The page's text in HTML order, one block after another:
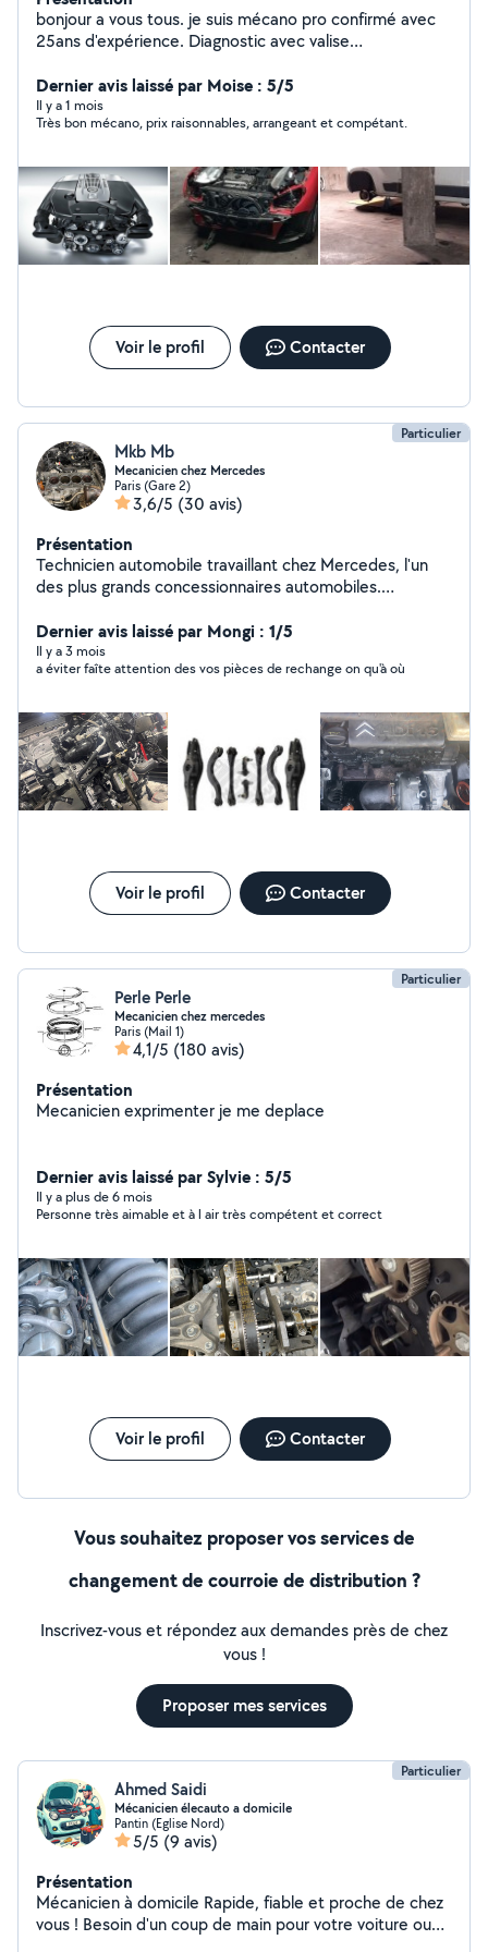
bonjour a vous tous. je suis mécano pro confirmé avec
25ans d'expérience. Diagnostic avec valise
voiture.TIKTOK ( lemecanoducoin )
Dernier avis laissé par Moise : 5/5
Il y a 1 mois
Très bon mécano, prix raisonnables, arrangeant et compétant.
Voir le profil Contacter
Particulier
Mkb Mb
Mecanicien chez Mercedes
Paris (Gare 2)
3,6/5 (30 avis)
Présentation
Technicien automobile travaillant chez Mercedes, l'un
des plus grands concessionnaires automobiles.
chaîne selon moteur) Turbo Injecteurs Alternateur /
démarreur Amortisseurs / ressorts Disques et
plaquettes de frein Roulements Cardans / soufflets
Vidange boîte automatique / mécanique Diagnostic
électronique valise Recherche de panne Capteurs
(pression, température, ABS, etc.) Circuit de
dépression / suralimentation Nettoyage vanne EGR
Petites réparations et entretien général Travail propre,
effectuées.
Dernier avis laissé par Mongi : 1/5
Il y a 3 mois
a éviter faîte attention des vos pièces de rechange on qu'à où
Voir le profil Contacter
Particulier
Perle Perle
Mecanicien chez mercedes
Paris (Mail 1)
4,1/5 (180 avis)
Présentation
Mecanicien exprimenter je me deplace
Dernier avis laissé par Sylvie : 5/5
Il y a plus de 6 mois
Personne très aimable et à l air très compétent et correct
Voir le profil Contacter
Vous souhaitez proposer vos services de
changement de courroie de distribution ?
Inscrivez-vous et répondez aux demandes près de chez
vous !
Proposer mes services
Particulier
Ahmed Saidi
Mécanicien élecauto a domicile
Pantin (Eglise Nord)
5/5 (9 avis)
Présentation
Mécanicien à domicile Rapide, fiable et proche de chez
vous ! Besoin d'un coup de main pour votre voiture ou